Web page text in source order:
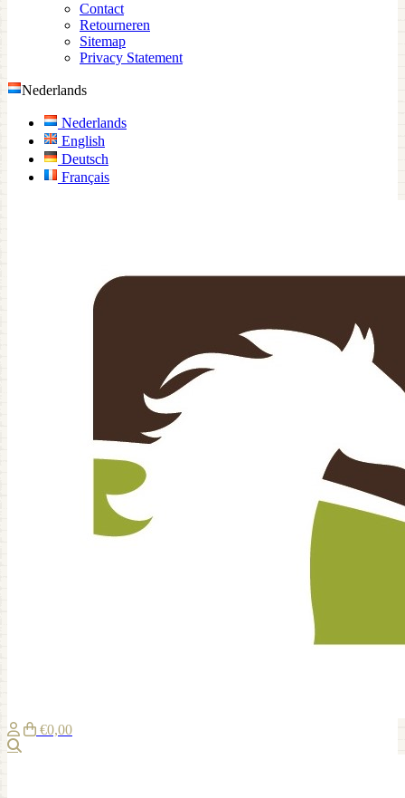
Contact
Retourneren
Sitemap
Privacy Statement
Nederlands
Nederlands
English
Deutsch
Français
€0,00